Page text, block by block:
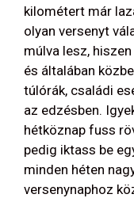
kilométert már
olyan versenyt
múlva lesz,
és általában
túlórák, családi
az edzésben.
hétköznap fuss
pedig iktass be
minden héten
versenynaphoz